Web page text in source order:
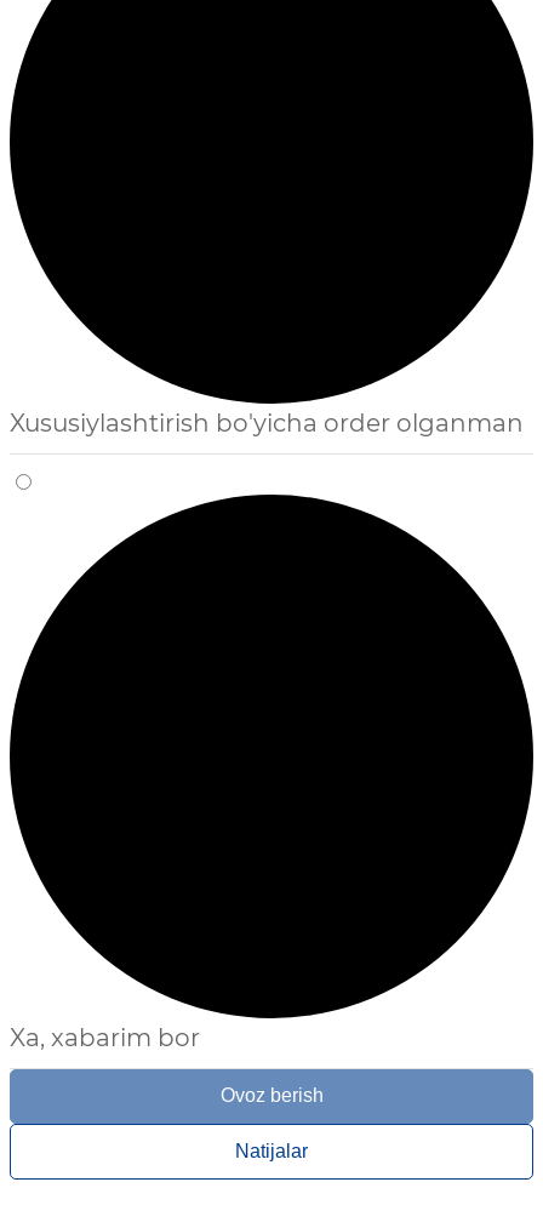
Xususiylashtirish bo'yicha order olganman
Xa, xabarim bor
Ovoz berish
Natijalar